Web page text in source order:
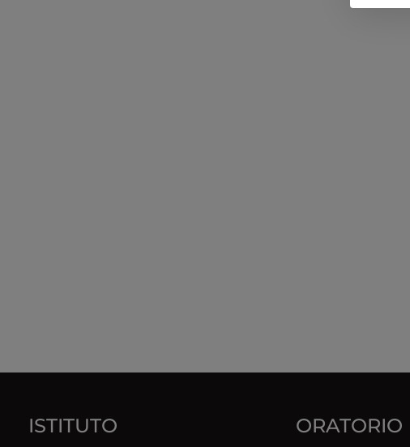
ISTITUTO ORATORIO